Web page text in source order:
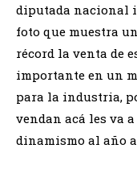
diputada nacional
foto que muestra
récord la venta de
importante en un
para la industria,
vendan acá les va
dinamismo al año a